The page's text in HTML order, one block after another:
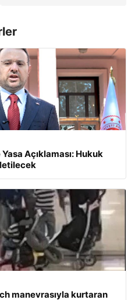
Açıklaması: Hukuk
manevrasıyla kurtaran